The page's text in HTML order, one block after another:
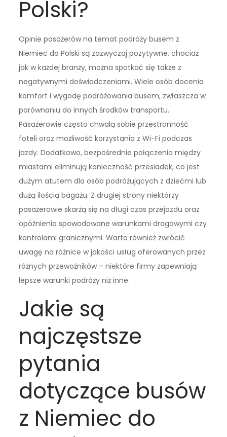
Polski?
Opinie pasażerów na temat podróży busem z
Niemiec do Polski są zazwyczaj pozytywne, chociaż
jak w każdej branży, można spotkać się także z
negatywnymi doświadczeniami. Wiele osób docenia
komfort i wygodę podróżowania busem, zwłaszcza w
porównaniu do innych środków transportu.
Pasażerowie często chwalą sobie przestronność
foteli oraz możliwość korzystania z Wi-Fi podczas
jazdy. Dodatkowo, bezpośrednie połączenia między
miastami eliminują konieczność przesiadek, co jest
dużym atutem dla osób podróżujących z dziećmi lub
dużą ilością bagażu. Z drugiej strony niektórzy
pasażerowie skarżą się na długi czas przejazdu oraz
opóźnienia spowodowane warunkami drogowymi czy
kontrolami granicznymi. Warto również zwrócić
uwagę na różnice w jakości usług oferowanych przez
różnych przewoźników – niektóre firmy zapewniają
lepsze warunki podróży niż inne.
Jakie są
najczęstsze
pytania
dotyczące busów
z Niemiec do